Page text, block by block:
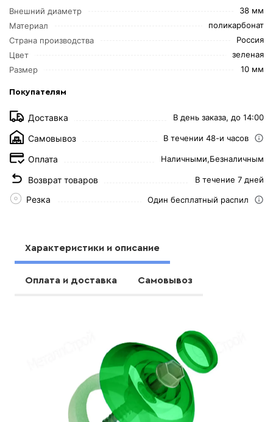
Внешний диаметр
38 мм
Материал
поликарбонат
Страна производства
Россия
Цвет
зеленая
Размер
10 мм
Покупателям
Доставка В день заказа, до 14:00
Самовывоз В течении 48-и часов
Оплата Наличными,Безналичным
Возврат товаров В течение 7 дней
Резка Один бесплатный распил
Характеристики и описание
Оплата и доставка Самовывоз